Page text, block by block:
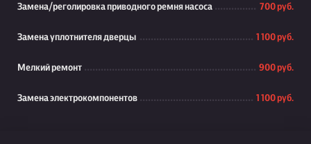
Замена/реголировка приводного ремня насоса 700 руб.
Замена уплотнителя дверцы 1 100 руб.
Мелкий ремонт 900 руб.
Замена электрокомпонентов 1 100 руб.